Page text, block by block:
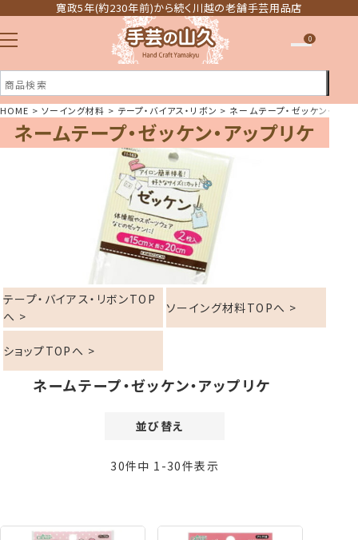
寛政5年(約230年前)から続く川越の老舗手芸用品店
注文履歴
ほしい物リスト
0
HOME ソーイング材料 テープ・バイアス・リボン ネームテープ・ゼッケン・アッ
ネームテープ・ゼッケン・アップリケ
テープ・バイアス・リボンTOP
へ >
ソーイング材料TOPへ >
ショップTOPへ >
ネームテープ・ゼッケン・アップリケ
並び替え
価格が高い順
おすすめ順
30件中 1 -30件表示